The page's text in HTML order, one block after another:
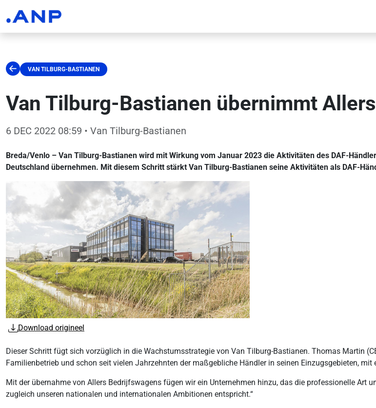
VAN TILBURG-BASTIANEN
Van Tilburg-Bastianen übernimmt
6 DEC 2022 08:59 • Van Tilburg-Bastianen
Breda/Venlo – Van Tilburg-Bastianen wird mit Wirkung vom Januar 2023 die Aktivitäten des DAF-
Deutschland übernehmen. Mit diesem Schritt stärkt Van Tilburg-Bastianen seine Aktivitäten als DAF-
Download origineel
Dieser Schritt fügt sich vorzüglich in die Wachstumsstrategie von Van Tilburg-Bastianen. Thomas Martin
Familienbetrieb und schon seit vielen Jahrzehnten der maßgebliche Händler in seinen Einzugsgebieten,
Mit der übernahme von Allers Bedrijfswagens fügen wir ein Unternehmen hinzu, das die professionelle Art
zugleich unseren nationalen und internationalen Ambitionen entspricht.“